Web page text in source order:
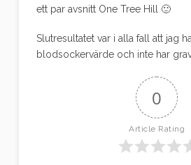
ett par avsnitt One Tree Hill 🙂
Slutresultatet var i alla fall att jag
blodsockervärde och inte har
0
Article Rating